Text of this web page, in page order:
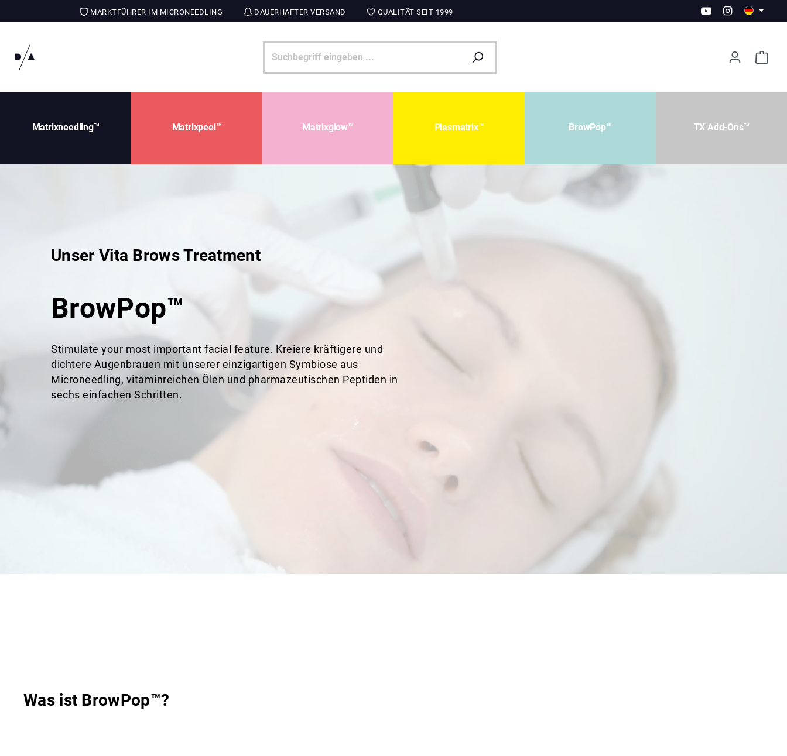
MARKTFÜHRER IM MICRONEEDLING DAUERHAFTER VERSAND QUALITÄT SEIT 1999
Matrixneedling™ Matrixpeel™ Matrixglow™ Plasmatrix™ BrowPop™ TX Add-Ons™
Unser Vita Brows Treatment
BrowPop™
Stimulate your most important facial feature. Kreiere kräftigere und
dichtere Augenbrauen mit unserer einzigartigen Symbiose aus
Microneedling, vitaminreichen Ölen und pharmazeutischen Peptiden in
sechs einfachen Schritten.
Was ist BrowPop™?